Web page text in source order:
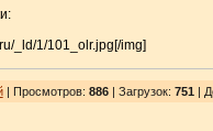
_ld/1/101_olr.jpg[/img]
| Просмотров: 886| Загрузок: 751|